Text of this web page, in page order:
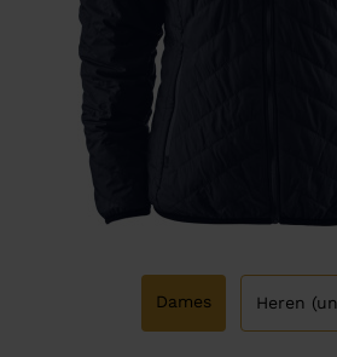
Dames Heren